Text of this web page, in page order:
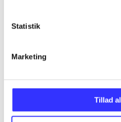
Statistik
Marketing
Tillad
...
...
...